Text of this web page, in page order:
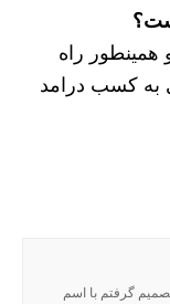
راه
به کسب درامد
گرفتم با اسم